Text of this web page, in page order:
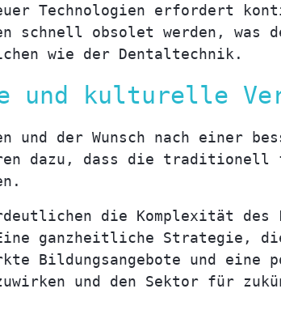
Technologien erfordert
obsolet werden, was
wie der Dentaltechnik.
und kulturelle
und der Wunsch nach einer
dazu, dass die traditionell
die Komplexität des
ganzheitliche Strategie,
Bildungsangebote und
und den Sektor für